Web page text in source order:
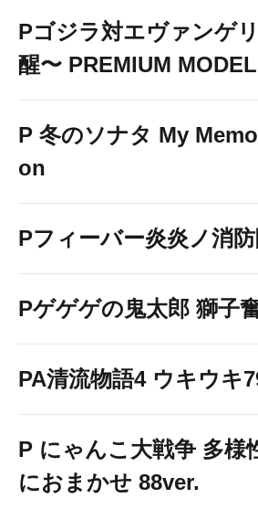
Pゴジラ対エヴァンゲ
醒〜 PREMIUM MODEL
P 冬のソナタ My
on
Pフィーバー炎炎ノ消
Pゲゲゲの鬼太郎 獅子
PA清流物語4 ウキウキ
P にゃんこ大戦争 多様
におまかせ 88ver.